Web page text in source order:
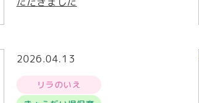
2026.04.13
リラのいえ